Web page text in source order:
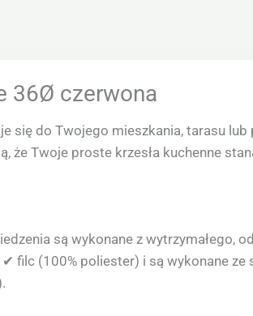
36Ø czerwona
się do Twojego mieszkania, tarasu lub
że Twoje proste krzesła kuchenne
są wykonane z wytrzymałego,
filc (100% poliester) i są wykonane ze